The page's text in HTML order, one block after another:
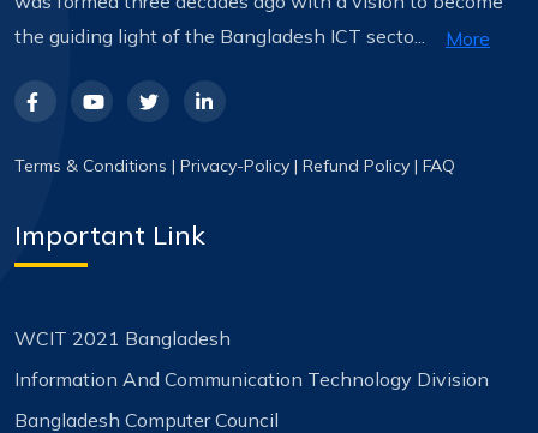
the guiding light of the Bangladesh ICT secto...
More
Terms & Conditions | Privacy-Policy | Refund Policy | FAQ
Important Link
WCIT 2021 Bangladesh
Information And Communication Technology Division
Bangladesh Computer Council